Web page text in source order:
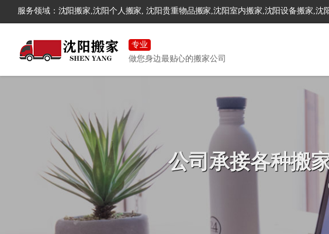
服务领域：沈阳搬家,沈阳个人搬家, 沈阳贵重物品搬家,沈阳室内搬家,沈阳设备搬家,沈
专业
做您身边最贴心的搬家公司
公司承接各种搬